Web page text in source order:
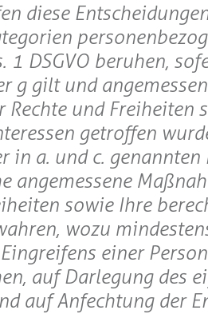
diese
1 DSGVO beruhen,
g gilt und
Rechte und Freiheiten
getroffen
in a. und c.
angemessene
sowie Ihre
wozu
einer
auf Darlegung des
auf Anfechtung der